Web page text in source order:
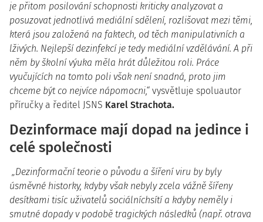
je přitom posilování schopnosti kriticky analyzovat a
posuzovat jednotlivá mediální sdělení, rozlišovat mezi těmi,
která jsou založená na faktech, od těch manipulativních a
lživých. Nejlepší dezinfekcí je tedy mediální vzdělávání. A při
něm by školní výuka měla hrát důležitou roli. Práce
vyučujících na tomto poli však není snadná, proto jim
chceme být co nejvíce nápomocni,“ vysvětluje spoluautor
příručky a ředitel JSNS Karel Strachota.
Dezinformace mají dopad na jedince i
celé společnosti
„Dezinformační teorie o původu a šíření viru by byly
úsměvné historky, kdyby však nebylyzcela vážně šířeny
desítkami tisíc uživatelů sociálníchsítí a kdyby neměly i
smutné dopadyv podobě tragických následků (např. otrava